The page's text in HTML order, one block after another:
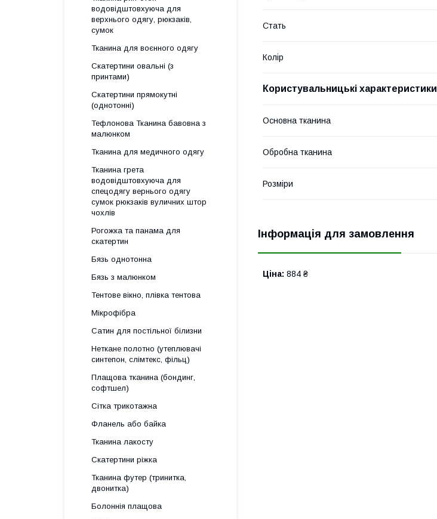
Стать
Колір
Користувальницькі характеристики
Основна тканина
Обробна тканина
Розміри
Інформація для замовлення
Ціна: 884 ₴
водовідштовхуюча для
верхнього одягу, рюкзаків,
сумок
Тканина для воєнного одягу
Скатертини овальні (з
принтами)
Скатертини прямокутні
(однотонні)
Тефлонова Тканина бавовна з
малюнком
Тканина для медичного одягу
Тканина грета
водовідштовхуюча для
спецодягу вернього одягу
сумок рюкзаків вуличних штор
чохлів
Рогожка та панама для
скатертин
Бязь однотонна
Бязь з малюнком
Тентове вікно, плівка тентова
Мікрофібра
Сатин для постільної білизни
Неткане полотно (утеплювачі
синтепон, слімтекс, фільц)
Плащова тканина (бондинг,
софтшел)
Сітка трикотажна
Фланель або байка
Тканина лакосту
Скатертини ріжка
Тканина футер (тринитка,
двонитка)
Болоннія плащова